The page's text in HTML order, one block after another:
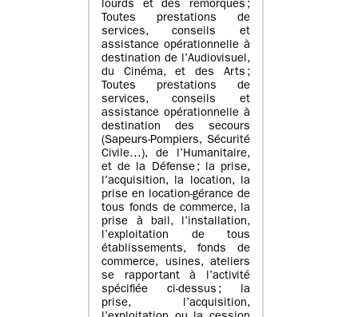
lourds et des remorques ;
Toutes prestations de
services, conseils et
assistance opérationnelle à
destination de l’Audiovisuel,
du Cinéma, et des Arts ;
Toutes prestations de
services, conseils et
assistance opérationnelle à
destination des secours
(Sapeurs-Pompiers, Sécurité
Civile…), de l’Humanitaire,
et de la Défense ; la prise,
l’acquisition, la location, la
prise en location-gérance de
tous fonds de commerce, la
prise à bail, l’installation,
l’exploitation de tous
établissements, fonds de
commerce, usines, ateliers
se rapportant à l’activité
spécifiée ci-dessus ; la
prise, l’acquisition,